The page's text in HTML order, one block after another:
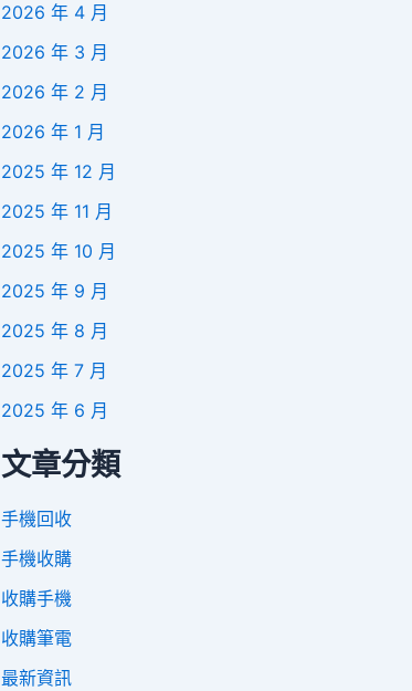
2026 年 4 月
2026 年 3 月
2026 年 2 月
2026 年 1 月
2025 年 12 月
2025 年 11 月
2025 年 10 月
2025 年 9 月
2025 年 8 月
2025 年 7 月
2025 年 6 月
文章分類
手機回收
手機收購
收購手機
收購筆電
最新資訊